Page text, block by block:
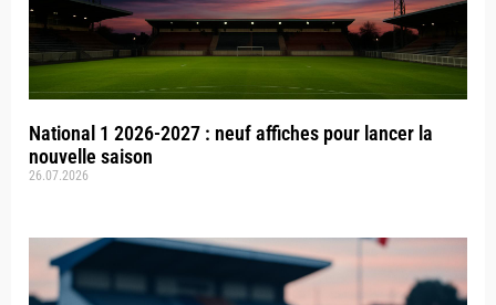
National 1 2026-2027 : neuf affiches pour lancer la
nouvelle saison
26.07.2026